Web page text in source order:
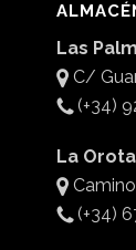
Las
C/
(+34)
La
(+34)